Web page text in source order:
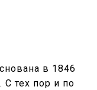
в 1846
тех пор и по